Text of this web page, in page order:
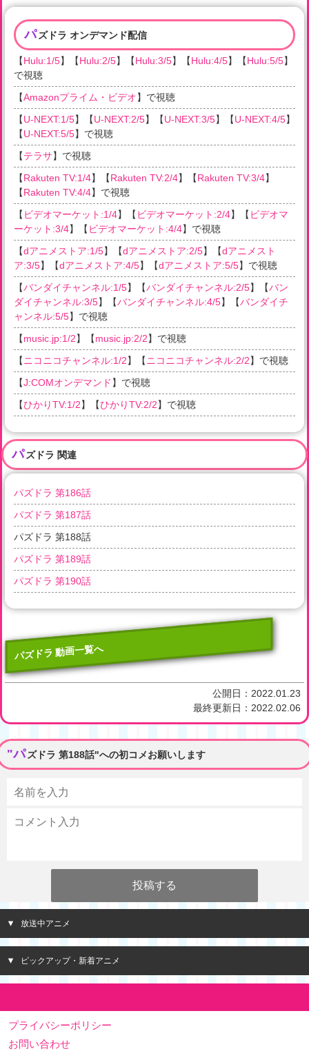
パ ズドラ オンデマンド配信
【Hulu:1/5】【Hulu:2/5】【Hulu:3/5】【Hulu:4/5】【Hulu:5/5】
で視聴
【Amazonプライム・ビデオ】で視聴
【U-NEXT:1/5】【U-NEXT:2/5】【U-NEXT:3/5】【U-NEXT:4/5】
【U-NEXT:5/5】で視聴
【テラサ】で視聴
【Rakuten TV:1/4】【Rakuten TV:2/4】【Rakuten TV:3/4】
【Rakuten TV:4/4】で視聴
【 ビデオマーケット:1/4】【 ビデオマーケット:2/4】【 ビデオマ
ーケット:3/4】【 ビデオマーケット:4/4】で視聴
【dアニメストア:1/5】【dアニメストア:2/5】【dアニメスト
ア:3/5】【dアニメストア:4/5】【dアニメストア:5/5】で視聴
【バンダイチャンネル:1/5】【バンダイチャンネル:2/5】【バン
ダイチャンネル:3/5】【バンダイチャンネル:4/5】【バンダイチ
ャンネル:5/5】で視聴
【music.jp:1/2】【music.jp:2/2】で視聴
【ニコニコチャンネル:1/2】【ニコニコチャンネル:2/2】で視聴
【J:COMオンデマンド 】で視聴
【ひかりTV:1/2】【ひかりTV:2/2】で視聴
パ ズドラ 関連
パズドラ 第186話
パズドラ 第187話
パズドラ 第188話
パズドラ 第189話
パズドラ 第190話
パズドラ 動画一覧へ
公開日： 2022.01.23
最終更新日： 2022.02.06
"パ ズドラ 第188話"への初コメお願いします
放送中アニメ
ピックアップ・新着アニメ
プライバシーポリシー
お問い合わせ